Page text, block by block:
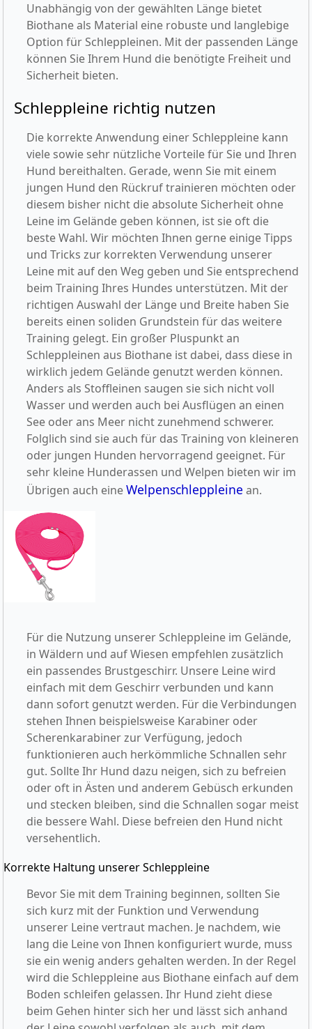
Unabhängig von der gewählten Länge bietet
Biothane als Material eine robuste und langlebige
Option für Schleppleinen. Mit der passenden Länge
können Sie Ihrem Hund die benötigte Freiheit und
Sicherheit bieten.
Schleppleine richtig nutzen
Die korrekte Anwendung einer Schleppleine kann
viele sowie sehr nützliche Vorteile für Sie und Ihren
Hund bereithalten. Gerade, wenn Sie mit einem
jungen Hund den Rückruf trainieren möchten oder
diesem bisher nicht die absolute Sicherheit ohne
Leine im Gelände geben können, ist sie oft die
beste Wahl. Wir möchten Ihnen gerne einige Tipps
und Tricks zur korrekten Verwendung unserer
Leine mit auf den Weg geben und Sie entsprechend
beim Training Ihres Hundes unterstützen. Mit der
richtigen Auswahl der Länge und Breite haben Sie
bereits einen soliden Grundstein für das weitere
Training gelegt. Ein großer Pluspunkt an
Schleppleinen aus Biothane ist dabei, dass diese in
wirklich jedem Gelände genutzt werden können.
Anders als Stoffleinen saugen sie sich nicht voll
Wasser und werden auch bei Ausflügen an einen
See oder ans Meer nicht zunehmend schwerer.
Folglich sind sie auch für das Training von kleineren
oder jungen Hunden hervorragend geeignet. Für
sehr kleine Hunderassen und Welpen bieten wir im
Übrigen auch eineWelpenschleppleine an.
Für die Nutzung unserer Schleppleine im Gelände,
in Wäldern und auf Wiesen empfehlen zusätzlich
ein passendes Brustgeschirr. Unsere Leine wird
einfach mit dem Geschirr verbunden und kann
dann sofort genutzt werden. Für die Verbindungen
stehen Ihnen beispielsweise Karabiner oder
Scherenkarabiner zur Verfügung, jedoch
funktionieren auch herkömmliche Schnallen sehr
gut. Sollte Ihr Hund dazu neigen, sich zu befreien
oder oft in Ästen und anderem Gebüsch erkunden
und stecken bleiben, sind die Schnallen sogar meist
die bessere Wahl. Diese befreien den Hund nicht
versehentlich.
Korrekte Haltung unserer Schleppleine
Bevor Sie mit dem Training beginnen, sollten Sie
sich kurz mit der Funktion und Verwendung
unserer Leine vertraut machen. Je nachdem, wie
lang die Leine von Ihnen konfiguriert wurde, muss
sie ein wenig anders gehalten werden. In der Regel
wird die Schleppleine aus Biothane einfach auf dem
Boden schleifen gelassen. Ihr Hund zieht diese
beim Gehen hinter sich her und lässt sich anhand